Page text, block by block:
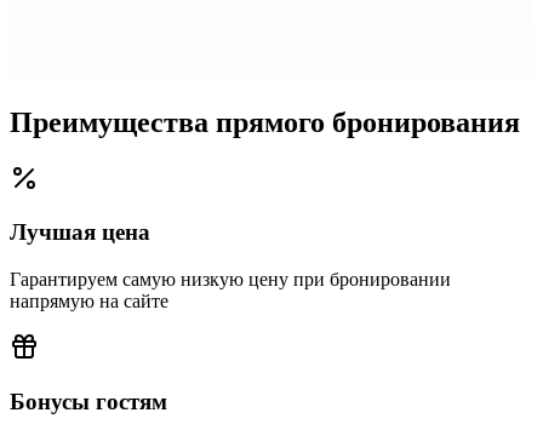
Преимущества прямого бронирования
Лучшая цена
Гарантируем самую низкую цену при бронировании
напрямую на сайте
Бонусы гостям